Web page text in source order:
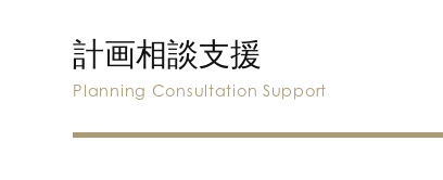
計画相談支援
Planning Consultation Support